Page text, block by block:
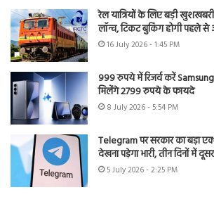
रेल यात्रियों के लिए बड़ी
लॉन्च, टिकट बुकिंग होगी पहले
16 July 2026 - 1:45 PM
999 रुपये में रिजर्व करें
मिलेंगे 2799 रुपये के फायदे
8 July 2026 - 5:54 PM
Telegram पर सरकार का बड़ा
देखना पड़ेगा भारी, तीन दिनों में
5 July 2026 - 2:25 PM